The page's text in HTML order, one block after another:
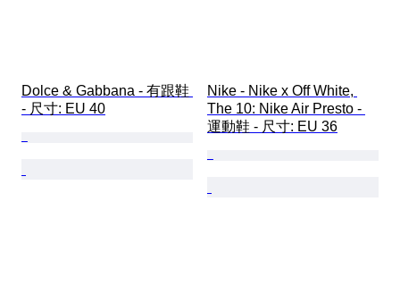
Dolce & Gabbana - 有跟鞋
- 尺寸: EU 40
Nike - Nike x Off White,
The 10: Nike Air Presto -
運動鞋 - 尺寸: EU 36